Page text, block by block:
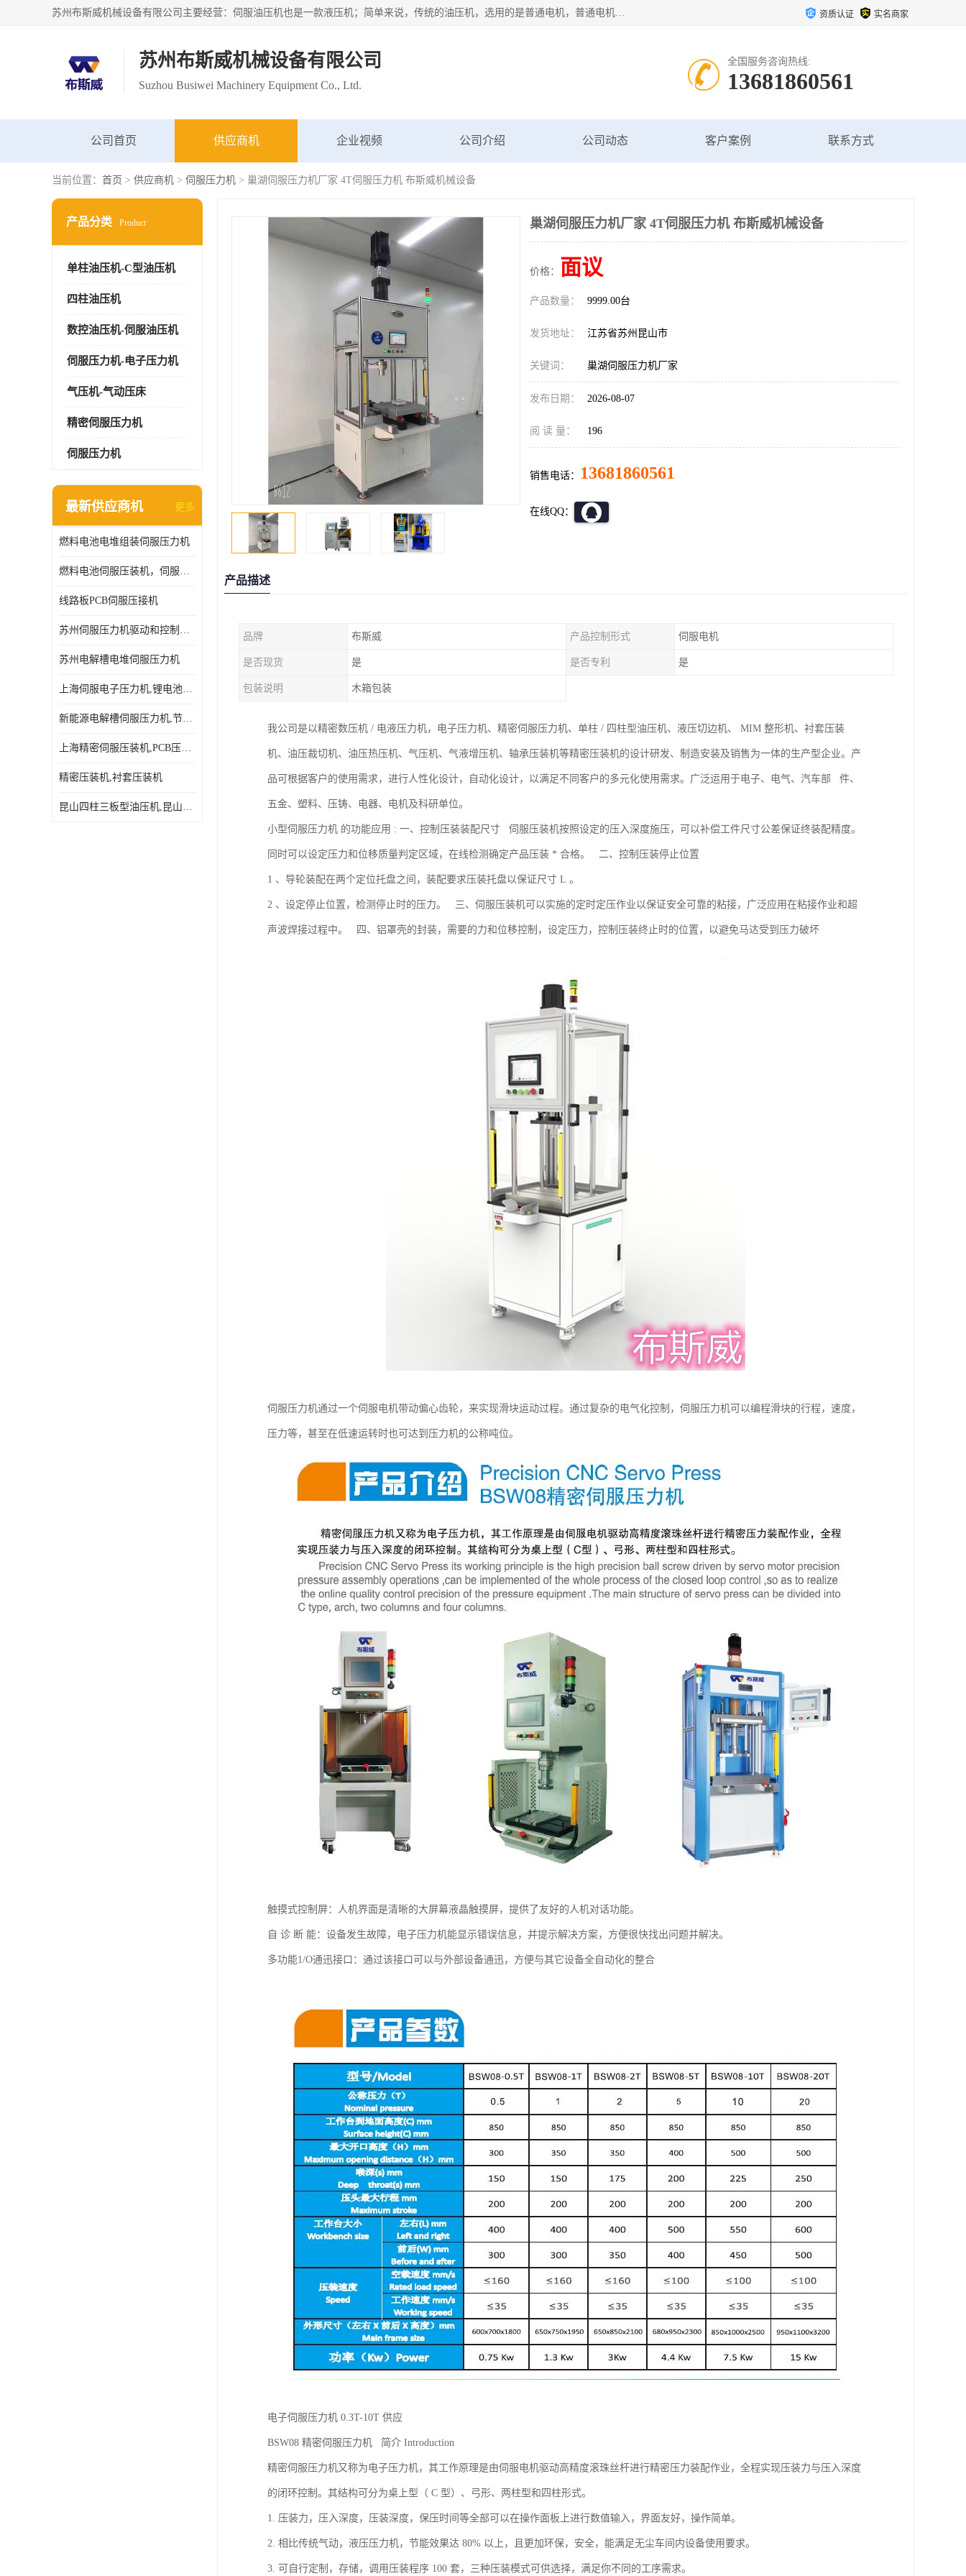
苏州布斯威机械设备有限公司主要经营：伺服油压机也是一款液压机；简单来说，传统的油压机，选用的是普通电机，普通电机容易发热，容易烧坏。伺服油压机采用先进的伺服电机，一般选用汇川 、日本大金、台达等品牌。伺服电机配套伺服泵还有伺服驱动器等部件，这样机器的电机过热，能耗的控制、机器工作的噪音都得到了完美的解决。 资质认证 实名商家
苏州布斯威机械设备有限公司
Suzhou Busiwei Machinery Equipment Co., Ltd.
全国服务咨询热线:
13681860561
公司首页 供应商机 企业视频 公司介绍 公司动态 客户案例 联系方式
当前位置： 首页 > 供应商机 > 伺服压力机 > 巢湖伺服压力机厂家 4T伺服压力机 布斯威机械设备
产品分类 Product
单柱油压机-C型油压机
四柱油压机
数控油压机-伺服油压机
伺服压力机-电子压力机
气压机-气动压床
精密伺服压力机
伺服压力机
最新供应商机 更多
燃料电池电堆组装伺服压力机
燃料电池伺服压装机，伺服压力机型号齐全
线路板PCB伺服压接机
苏州伺服压力机驱动和控制技术
苏州电解槽电堆伺服压力机
上海伺服电子压力机,锂电池伺服压力机 用途广发操作简单
新能源电解槽伺服压力机,节能效果达80%以上
上海精密伺服压装机,PCB压接机,线路板压接机
精密压装机,衬套压装机
昆山四柱三板型油压机,昆山精密伺服压力机
巢湖伺服压力机厂家 4T伺服压力机 布斯威机械设备
价格： 面议
产品数量： 9999.00台
发货地址： 江苏省苏州昆山市
关键词： 巢湖伺服压力机厂家
发布日期： 2026-08-07
阅 读 量： 196
销售电话： 13681860561
在线QQ：
产品描述
品牌 布斯威 产品控制形式 伺服电机
是否现货 是 是否专利 是
包装说明 木箱包装
我公司是以精密数压机 / 电液压力机，电子压力机、精密伺服压力机、单柱 / 四柱型油压机、液压切边机、 MIM 整形机、衬套压装
机、油压裁切机、油压热压机、气压机、气液增压机、轴承压装机等精密压装机的设计研发、制造安装及销售为一体的生产型企业。产
品可根据客户的使用需求，进行人性化设计，自动化设计，以满足不同客户的多元化使用需求。广泛运用于电子、电气、汽车部 件、
五金、塑料、压铸、电器、电机及科研单位。
小型伺服压力机 的功能应用 : 一、控制压装装配尺寸 伺服压装机按照设定的压入深度施压，可以补偿工件尺寸公差保证终装配精度。
同时可以设定压力和位移质量判定区域，在线检测确定产品压装 * 合格。 二、控制压装停止位置
1 、导轮装配在两个定位托盘之间，装配要求压装托盘以保证尺寸 L 。
2 、设定停止位置，检测停止时的压力。 三、伺服压装机可以实施的定时定压作业以保证安全可靠的粘接，广泛应用在粘接作业和超
声波焊接过程中。 四、铝罩壳的封装，需要的力和位移控制，设定压力，控制压装终止时的位置，以避免马达受到压力破坏
伺服压力机通过一个伺服电机带动偏心齿轮，来实现滑块运动过程。通过复杂的电气化控制，伺服压力机可以编程滑块的行程，速度，
压力等，甚至在低速运转时也可达到压力机的公称吨位。
触摸式控制屏：人机界面是清晰的大屏幕液晶触摸屏，提供了友好的人机对话功能。
自 诊 断 能：设备发生故障，电子压力机能显示错误信息，并提示解决方案，方便很快找出问题并解决。
多功能1/O通迅接口：通过该接口可以与外部设备通迅，方便与其它设备全自动化的整合
电子伺服压力机 0.3T-10T 供应
BSW08 精密伺服压力机 简介 Introduction
精密伺服压力机又称为电子压力机，其工作原理是由伺服电机驱动高精度滚珠丝杆进行精密压力装配作业，全程实现压装力与压入深度
的闭环控制。其结构可分为桌上型（ C 型）、弓形、两柱型和四柱形式。
1. 压装力，压入深度，压装深度，保压时间等全部可以在操作面板上进行数值输入，界面友好，操作简单。
2. 相比传统气动，液压压力机，节能效果达 80% 以上，且更加环保，安全，能满足无尘车间内设备使用要求。
3. 可自行定制，存储，调用压装程序 100 套，三种压装模式可供选择，满足你不同的工序需求。